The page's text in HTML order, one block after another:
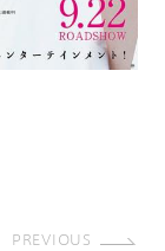
PREVIOUS